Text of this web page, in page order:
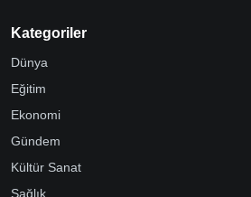
Kategoriler
Dünya
Eğitim
Ekonomi
Gündem
Kültür Sanat
Sağlık